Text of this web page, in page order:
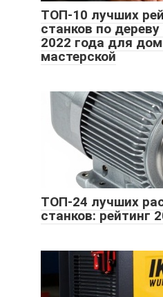
ТОП-10 лучших
станков по
2022 года для
мастерской
ТОП-24 лучших
станков: рейтинг